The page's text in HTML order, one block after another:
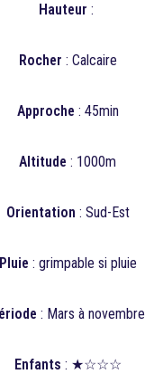
Hauteur :
Rocher : Calcaire
Approche : 45min
Altitude : 1000m
Orientation : Sud-Est
Pluie : grimpable si pluie
: Mars à novembre
Enfants : ★☆☆☆